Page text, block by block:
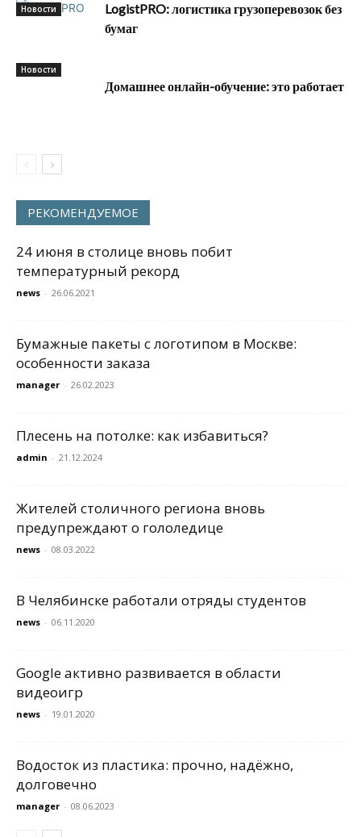
Новости
LogistPRO: логистика грузоперевозок без
бумаг
Новости
Домашнее онлайн-обучение: это работает
РЕКОМЕНДУЕМОЕ
24 июня в столице вновь побит
температурный рекорд
news - 26.06.2021
Бумажные пакеты с логотипом в Москве:
особенности заказа
manager - 26.02.2023
Плесень на потолке: как избавиться?
admin - 21.12.2024
Жителей столичного региона вновь
предупреждают о гололедице
news - 08.03.2022
В Челябинске работали отряды студентов
news - 06.11.2020
Google активно развивается в области
видеоигр
news - 19.01.2020
Водосток из пластика: прочно, надёжно,
долговечно
manager - 08.06.2023